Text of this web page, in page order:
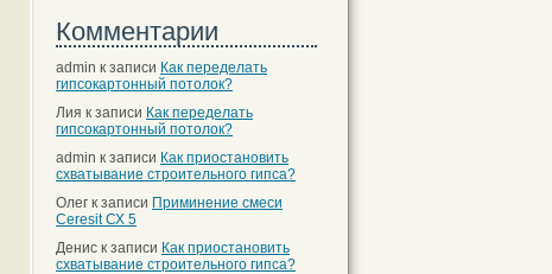
Комментарии
admin к записи Как переделать
гипсокартонный потолок?
Лия к записи Как переделать
гипсокартонный потолок?
admin к записи Как приостановить
схватывание строительного гипса?
Олег к записи Приминение смеси
Ceresit СХ 5
Денис к записи Как приостановить
схватывание строительного гипса?